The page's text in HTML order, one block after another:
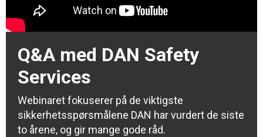
Q&A med DAN Safety
Services
Webinaret fokuserer på de viktigste
sikkerhetsspørsmålene DAN har vurdert de siste
to årene, og gir mange gode råd.